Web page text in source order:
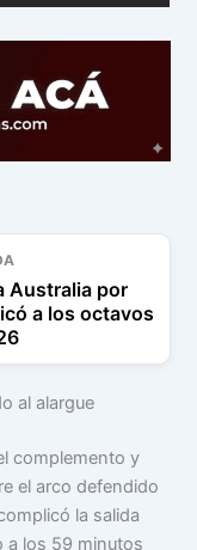
Australia por
a los octavos
al alargue
complemento y
el arco defendido
la salida
a los 59 minutos